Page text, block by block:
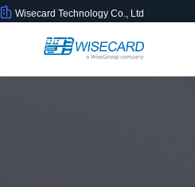
Wisecard Technology Co., Ltd.